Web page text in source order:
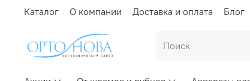
Каталог О компании Доставка и оплата Блог